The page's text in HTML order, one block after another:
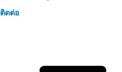
ติดต่อ